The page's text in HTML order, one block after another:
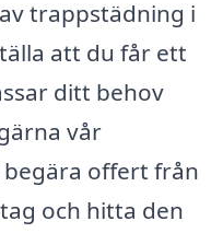
trappstädning i
att du får ett
ditt behov
vår
offert från
och hitta den